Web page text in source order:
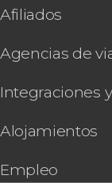
Afiliados
Agencias de
Integraciones
Alojamientos
Empleo